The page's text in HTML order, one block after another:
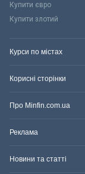
Купити євро
Купити злотий
Курси по містах
Корисні сторінки
Про Minfin.com.ua
Реклама
Новини та статті